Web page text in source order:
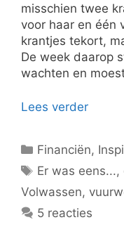
misschien twee
voor haar en één
krantjes tekort,
De week daarop
wachten en
Lees verder
Categorieën
Financiën,
Tags
Er was eens...,
Volwassen,
5 reacties